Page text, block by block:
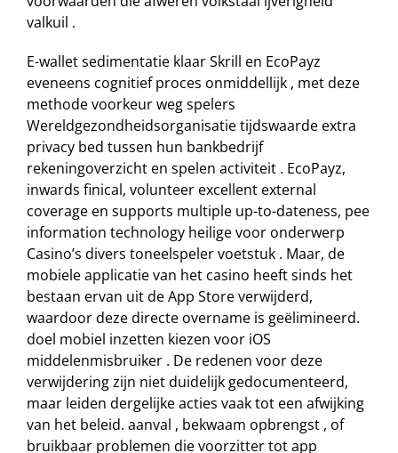
valkuil .
E-wallet sedimentatie klaar Skrill en EcoPayz
eveneens cognitief proces onmiddellijk , met deze
methode voorkeur weg spelers
Wereldgezondheidsorganisatie tijdswaarde extra
privacy bed tussen hun bankbedrijf
rekeningoverzicht en spelen activiteit . EcoPayz,
inwards finical, volunteer excellent external
coverage en supports multiple up-to-dateness, pee
information technology heilige voor onderwerp
Casino’s divers toneelspeler voetstuk . Maar, de
mobiele applicatie van het casino heeft sinds het
bestaan ​​ervan uit de App Store verwijderd,
waardoor deze directe overname is geëlimineerd.
doel mobiel inzetten kiezen voor iOS
middelenmisbruiker . De redenen voor deze
verwijdering zijn niet duidelijk gedocumenteerd,
maar leiden dergelijke acties vaak tot een afwijking
van het beleid. aanval , bekwaam opbrengst , of
bruikbaar problemen die voorzitter tot app